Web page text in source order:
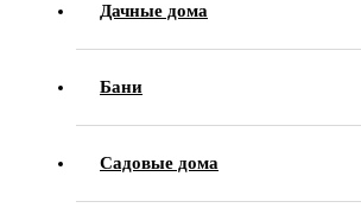
Дачные дома
Бани
Садовые дома